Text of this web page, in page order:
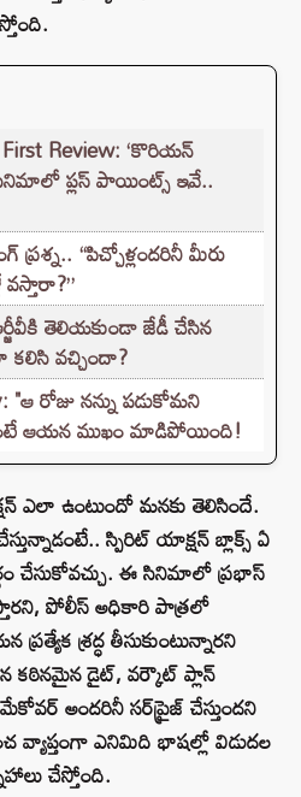
Review: ‘కొరియన్
సినిమాలో ప్లస్ పాయింట్స్ ఇవే..
ప్రశ్న.. “పిచ్చోళ్లందరినీ మీరు
వస్తారా?”
తెలియకుండా జేడీ చేసిన
కలిసి వచ్చిందా?
"ఆ రోజు నన్ను పడుకోమని
ఆయన ముఖం మాడిపోయింది!
ఎలా ఉంటుందో మనకు తెలిసిందే.
స్పిరిట్‌ యాక్షన్ బ్లాక్స్ ఏ
చేసుకోవచ్చు. ఈ సినిమాలో ప్రభాస్‌
పోలీస్‌ అధికారి పాత్రలో
శ్రద్ధ తీసుకుంటున్నారని
డైట్, వర్కౌట్ ప్లాన్‌
అందరినీ సర్‌ప్రైజ్‌ చేస్తుందని
వ్యాప్తంగా ఎనిమిది భాషల్లో విడుదల
చేస్తోంది.